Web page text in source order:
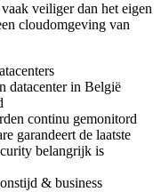
veiliger dan het eigen
cloudomgeving van
datacenter in België
continu gemonitord
garandeert de laatste
belangrijk is
& business